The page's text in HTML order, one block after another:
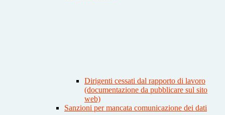
Dirigenti cessati dal rapporto di lavoro
(documentazione da pubblicare sul sito
web)
Sanzioni per mancata comunicazione dei dati